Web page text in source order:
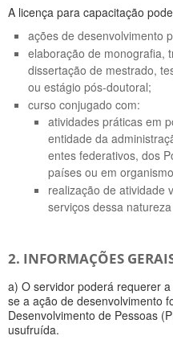
A licença para capacitação
ações de desenvolvimento
elaboração de monografia,
dissertação de mestrado,
ou estágio pós-doutoral;
curso conjugado com:
atividades práticas em
entidade da
entes federativos, dos
países ou em
realização de atividade
serviços dessa
2. INFORMAÇÕES
a) O servidor poderá requerer
se a ação de desenvolvimento
Desenvolvimento de Pessoas
usufruída.